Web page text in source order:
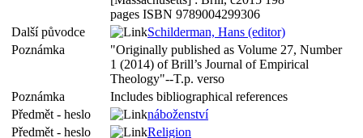
pages ISBN 9789004299306
Další původce
Schilderman, Hans (editor)
Poznámka
"Originally published as Volume 27, Number
1 (2014) of Brill’s Journal of Empirical
Theology"--T.p. verso
Poznámka
Includes bibliographical references
Předmět - heslo
náboženství
Předmět - heslo
Religion